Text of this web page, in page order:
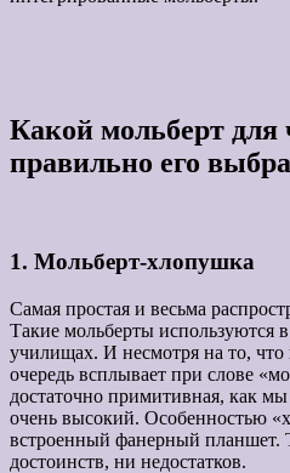
Какой мольберт для
правильно его
1. Мольберт-хлопушка
Самая простая и весьма
Такие мольберты используются
училищах. И несмотря на то,
очередь всплывает при слове
достаточно примитивная, как
очень высокий. Особенностью
встроенный фанерный планшет.
достоинств, ни недостатков.